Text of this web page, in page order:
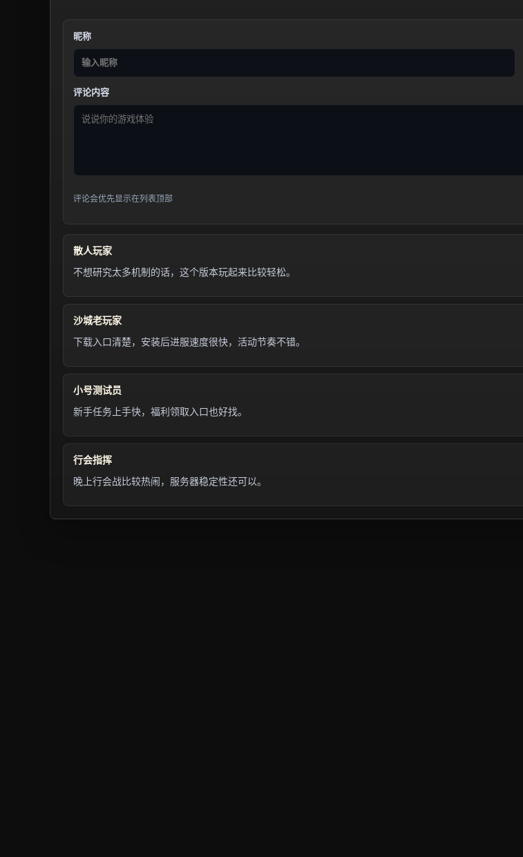
昵称
评论内容
评论会优先显示在列表顶部
散人玩家
不想研究太多机制的话，这个版本玩起来比较轻松。
沙城老玩家
下载入口清楚，安装后进服速度很快，活动节奏不错。
小号测试员
新手任务上手快，福利领取入口也好找。
行会指挥
晚上行会战比较热闹，服务器稳定性还可以。